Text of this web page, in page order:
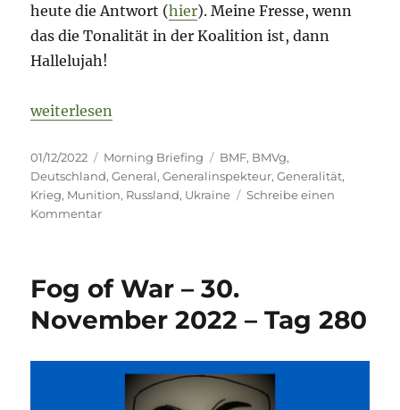
heute die Antwort (hier). Meine Fresse, wenn
das die Tonalität in der Koalition ist, dann
Hallelujah!
„Fog of War – 1. Dezember 2022 – Tag 281“
weiterlesen
Veröffentlicht
am
01/12/2022 Kategorien
Morning Briefing Schlagwörter
BMF, BMVg,
Deutschland,General,Generalinspekteur,Generalität,
Krieg, Munition, Russland, Ukraine
Schreibe einen
Kommentarzu
–
Dezember
–
Fog of War – 30.
November 2022 – Tag 280